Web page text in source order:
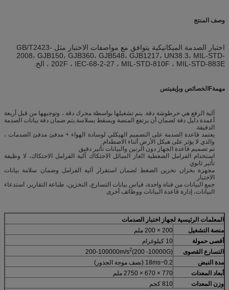
وصف المنتج
اختبار الصدمة الميكانيكية يتوافق مع مواصفات الاختبار مثل GB/T2423-
2008، GJB150، GJB360، GJB548، GJB1217، UN38.3، MIL-STD-
202F ، IEC-68-2-27 ، MIL-STD-810F ، MIL-STD-883E ، الخ.
مهمةFالخصائص وبإيفيتس
آلية الرفع هي خرطوشة دقة. يتم تشغيلها بواسطة محرك دقة ، وتوجيهها من قبل أربعة
أعمدة دليل دقة لضمان أن يرتفع المنصة ويسقط بسلاسة.يتم ضمان دقة بيانات الصدمة
الدقيقة.
يعتمد قاعدة الصدمة على التصميم الهيكلي لوسادة الهواء + مدفئ مدفئ الصدمات ،
والذي لا يؤثر على هيكل الأرض أثناء الاصطدام.
تم تصميم قاعدة الجهاز دون الرنين والبيانات تأثير دقيق
استخدام الفرامل الضغطية الغاز السائل الاحتكاك آلية الفرامل الاحتكاك، لا وظيفة
تأثير ثانوي
مجهزة بخزان تخزين الضغط لضمان استقرار آلية الفرامل وضمان سلامة بيانات
الاختبار
جمع البيانات من قناة واحدة، قياس بيانات التسارع، التخزين، طباعة التقارير، استدعاء
البيانات، إدارة قاعدة البيانات ووظائف أخرى
المعلمات الرئيسية لجهاز اختبار الصدمات
منصة التشغيل
200 × 200 ملم
أقصى حمولة
10 كيلوغرام
التسارع القصوى
200-100000m/s2(200 -10000G)
مدة النبض
0.2~18ms (نصف موجة الجذور)
أبعاد المعدات
770 × 670 × 2750 ملم
وزن المعدات
810 كجم